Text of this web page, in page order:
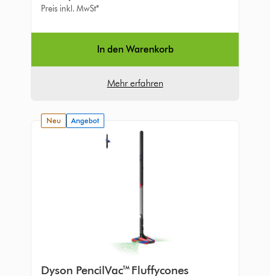
Sternen
296
Preis inkl. MwSt*
In den Warenkorb
Mehr erfahren
neu Angebot
Dyson PencilVac™ Fluffycones